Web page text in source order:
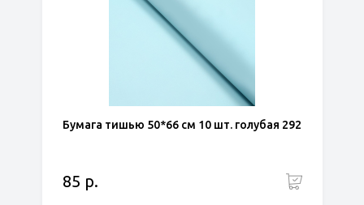
Бумага тишью 50*66 см 10 шт. голубая 292
85 р.